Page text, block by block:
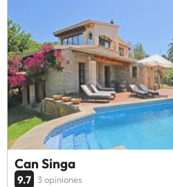
Can Singa
9.7 3 opiniones